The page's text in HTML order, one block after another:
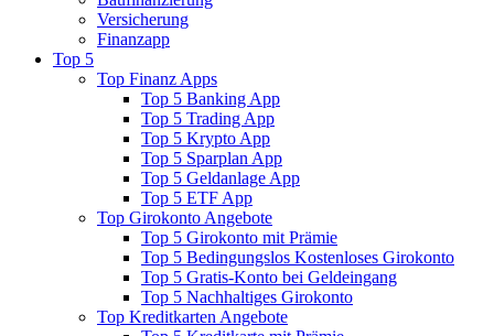
Versicherung
Finanzapp
Top 5
Top Finanz Apps
Top 5 Banking App
Top 5 Trading App
Top 5 Krypto App
Top 5 Sparplan App
Top 5 Geldanlage App
Top 5 ETF App
Top Girokonto Angebote
Top 5 Girokonto mit Prämie
Top 5 Bedingungslos Kostenloses Girokonto
Top 5 Gratis-Konto bei Geldeingang
Top 5 Nachhaltiges Girokonto
Top Kreditkarten Angebote